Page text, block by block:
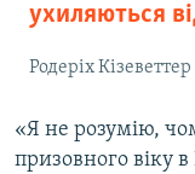
ухиляються
Родеріх Кізеветтер
«Я не розумію,
призовного віку